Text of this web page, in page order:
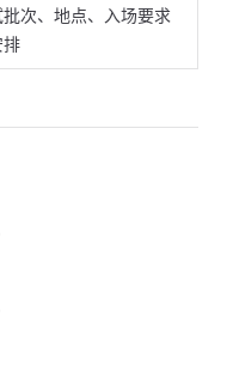
次、地点、入场要求
排